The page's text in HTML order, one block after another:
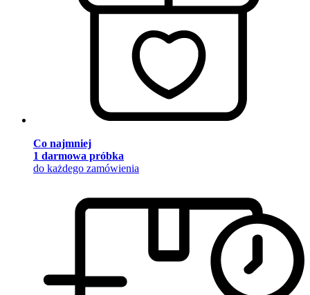
Co najmniej
1 darmowa próbka
do każdego zamówienia